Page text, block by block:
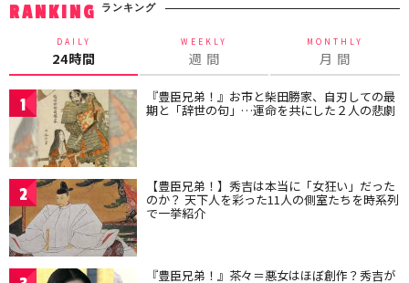
RANKING ランキング
DAILY
24時間
WEEKLY
週 間
MONTHLY
月 間
1 『豊臣兄弟！』お市と柴田勝家、自刃しての最
期と「辞世の句」…運命を共にした２人の悲劇
2 【豊臣兄弟！】秀吉は本当に「女狂い」だった
のか？ 天下人を彩った11人の側室たちを時系列
で一挙紹介
『豊臣兄弟！』茶々＝悪女はほぼ創作？秀吉が